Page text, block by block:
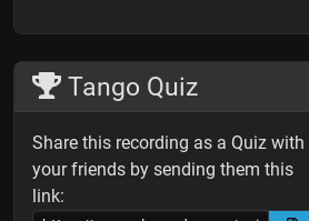
Tango Quiz
Share this recording as a Quiz with
your friends by sending them this
link: